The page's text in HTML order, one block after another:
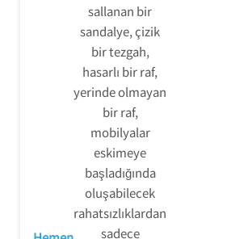
sallanan bir
sandalye, çizik
bir tezgah,
hasarlı bir raf,
yerinde olmayan
bir raf,
mobilyalar
eskimeye
başladığında
oluşabilecek
rahatsızlıklardan
sadece